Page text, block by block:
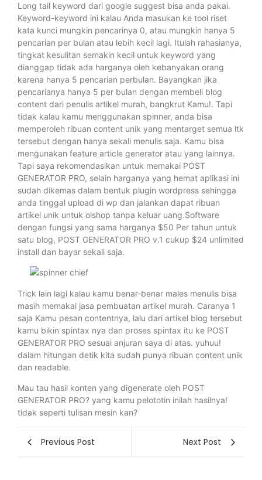
Long tail keyword dari google suggest bisa anda pakai.
Keyword-keyword ini kalau Anda masukan ke tool riset
kata kunci mungkin pencarinya 0, atau mungkin hanya 5
pencarian per bulan atau lebih kecil lagi. Itulah rahasianya,
tingkat kesulitan semakin kecil untuk keyword yang
dianggap tidak ada harganya oleh kebanyakan orang
karena hanya 5 pencarian perbulan. Bayangkan jika
pencarianya hanya 5 per bulan dengan membeli blog
content dari penulis artikel murah, bangkrut Kamu!. Tapi
tidak kalau kamu menggunakan spinner, anda bisa
memperoleh ribuan content unik yang mentarget semua ltk
tersebut dengan hanya sekali menulis saja. Kamu bisa
mengunakan feature article generator atau yang lainnya.
Tapi saya rekomendasikan untuk memakai POST
GENERATOR PRO, selain harganya yang hemat aplikasi ini
sudah dikemas dalam bentuk plugin wordpress sehingga
anda tinggal upload di wp dan jalankan dapat ribuan
artikel unik untuk olshop tanpa keluar uang.Software
dengan fungsi yang sama harganya $50 Per tahun untuk
satu blog, POST GENERATOR PRO v.1 cukup $24 unlimited
install dan bayar sekali saja.
Trick lain lagi kalau kamu benar-benar males menulis bisa
masih memakai jasa pembuatan artikel murah. Caranya 1
saja Kamu pesan contentnya, lalu dari artikel blog tersebut
kamu bikin spintax nya dan proses spintax itu ke POST
GENERATOR PRO sesuai anjuran saya di atas. yuhuu!
dalam hitungan detik kita sudah punya ribuan content unik
dan readable.
Mau tau hasil konten yang digenerate oleh POST
GENERATOR PRO? yang kamu pelototin inilah hasilnya!
tidak seperti tulisan mesin kan?
Previous Post Next Post